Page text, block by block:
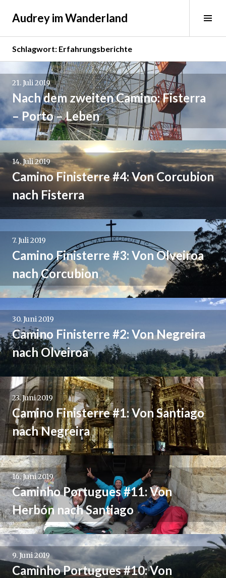
zumAudrey im Wanderland
Schlagwort: Erfahrungsberichte
21. Juli 2019
Nach dem zweiten Camino: Fisterra
– Porto – Leben
14. Juli 2019
Camino Finisterre #4: Von Corcubion
nach Fisterra
7. Juli 2019
Camino Finisterre #3: Von Olveiroa
nach Corcubion
30. Juni 2019
Camino Finisterre #2: Von Negreira
nach Olveiroa
23. Juni 2019
Camino Finisterre #1: Von Santiago
nach Negreira
16. Juni 2019
Caminho Portugues #11: Von
Herbón nach Santiago
9. Juni 2019
Caminho Portugues #10: Von
Beitrags-
Navigation